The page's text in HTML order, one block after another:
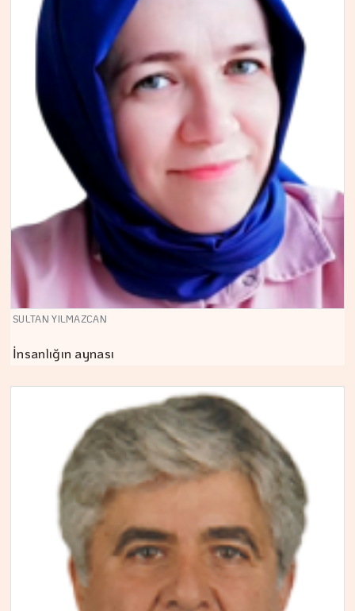
SULTAN YILMAZCAN
İnsanlığın aynası